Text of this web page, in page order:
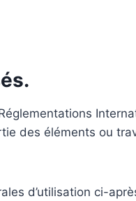
des éléments ou
d’utilisation ci-